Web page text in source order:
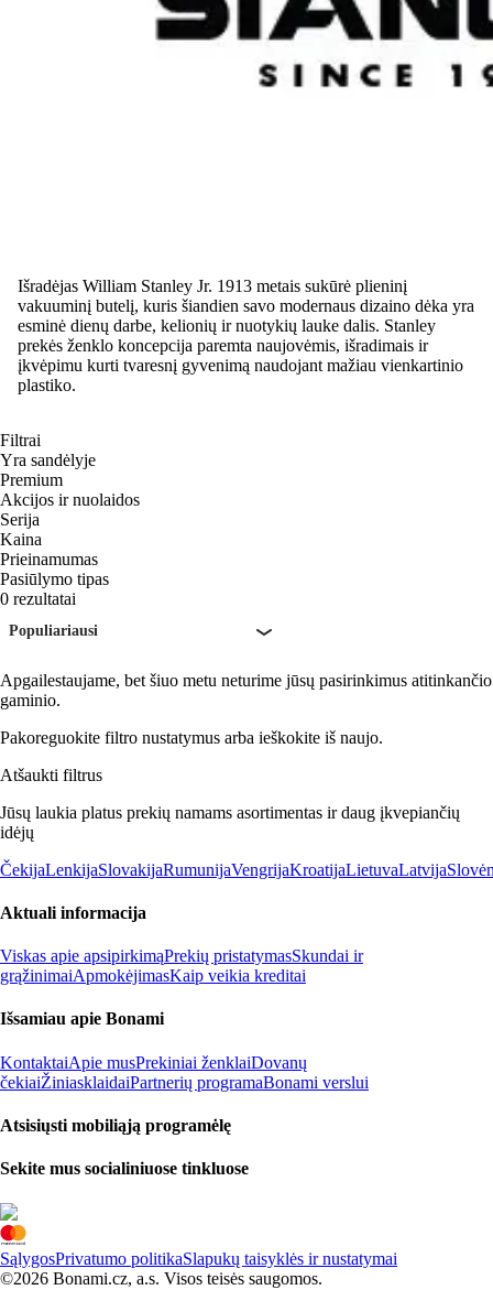
Išradėjas William Stanley Jr. 1913 metais sukūrė plieninį
vakuuminį butelį, kuris šiandien savo modernaus dizaino dėka yra
esminė dienų darbe, kelionių ir nuotykių lauke dalis. Stanley
prekės ženklo koncepcija paremta naujovėmis, išradimais ir
įkvėpimu kurti tvaresnį gyvenimą naudojant mažiau vienkartinio
plastiko.
Filtrai
Yra sandėlyje
Premium
Akcijos ir nuolaidos
Serija
Kaina
Prieinamumas
Pasiūlymo tipas
0 rezultatai
Populiariausi
Apgailestaujame, bet šiuo metu neturime jūsų pasirinkimus atitinkančio
gaminio.
Pakoreguokite filtro nustatymus arba ieškokite iš naujo.
Atšaukti filtrus
Jūsų laukia platus prekių namams asortimentas ir daug įkvepiančių
idėjų
ČekijaLenkijaSlovakijaRumunijaVengrijaKroatijaLietuvaLatvija
Aktuali informacija
Viskas apie apsipirkimąPrekių pristatymasSkundai ir
grąžinimaiApmokėjimasKaip veikia kreditai
Išsamiau apie Bonami
KontaktaiApie musPrekiniai ženklaiDovanų
čekiaiŽiniasklaidaiPartnerių programaBonami verslui
Atsisiųsti mobiliąją programėlę
Sekite mus socialiniuose tinkluose
SąlygosPrivatumo politikaSlapukų taisyklės ir nustatymai
©2026 Bonami.cz, a.s. Visos teisės saugomos.